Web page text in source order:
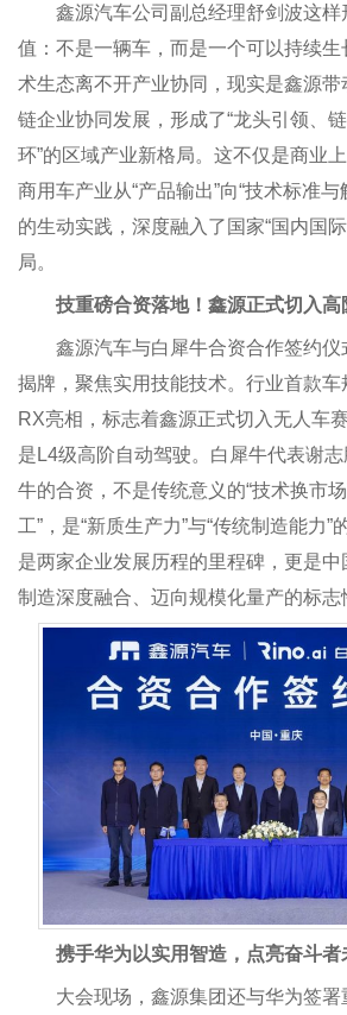
鑫源汽车公司副总经理舒剑波这样
值：不是一辆车，而是一个可以持续
术生态离不开产业协同，现实是鑫源
链企业协同发展，形成了“龙头引领、
环”的区域产业新格局。这不仅是商业
商用车产业从“产品输出”向“技术标准
的生动实践，深度融入了国家“国内国
局。
技重磅合资落地！鑫源正式切入
鑫源汽车与白犀牛合资合作签约仪
揭牌，聚焦实用技能技术。行业首款
RX亮相，标志着鑫源正式切入无人车
是L4级高阶自动驾驶。白犀牛代表谢
牛的合资，不是传统意义的“技术换市
工”，是“新质生产力”与“传统制造能力”
是两家企业发展历程的里程碑，更是
制造深度融合、迈向规模化量产的标志
携手华为以实用智造，点亮奋斗者
大会现场，鑫源集团还与华为签